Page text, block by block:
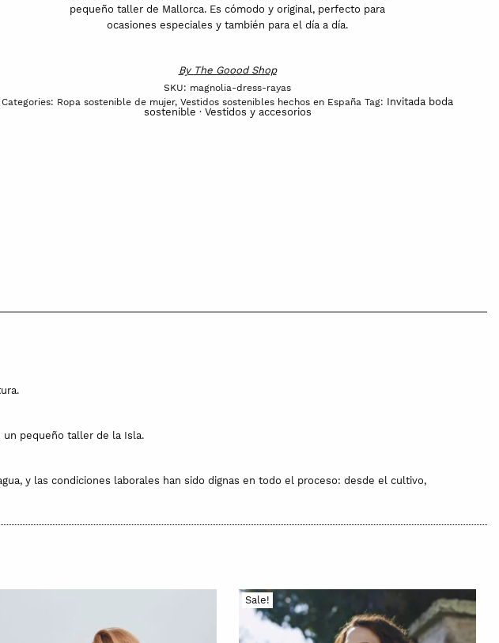
pequeño taller de Mallorca. Es cómodo y original, perfecto para
ocasiones especiales y también para el día a día.
By The Goood Shop
SKU: magnolia-dress-rayas
Categories: Ropa sostenible de mujer, Vestidos sostenibles hechos en España Tag: Invitada boda
sostenible · Vestidos y accesorios
un pequeño taller de la Isla.
y las condiciones laborales han sido dignas en todo el proceso: desde el cultivo,
grados.
Sale!